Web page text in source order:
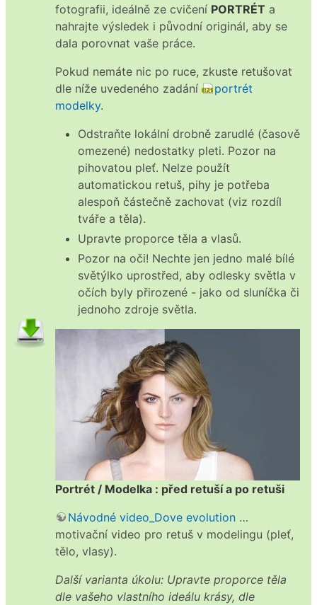
fotografii, ideálně ze cvičení PORTRÉT a
nahrajte výsledek i původní originál, aby se
dala porovnat vaše práce.
Pokud nemáte nic po ruce, zkuste retušovat
dle níže uvedeného zadání
portrét
modelky.
Odstraňte lokální drobně zarudlé (časově
omezené) nedostatky pleti. Pozor na
pihovatou pleť. Nelze použít
automatickou retuš, pihy je potřeba
alespoň částečně zachovat (viz rozdíl
tváře a těla).
Upravte proporce těla a vlasů.
Pozor na oči! Nechte jen jedno malé bílé
světýlko uprostřed, aby odlesky světla v
očích byly přirozené - jako od sluníčka či
jednoho zdroje světla.
Portrét / Modelka : před retuší a po retuši
Návodné video_Dove evolution …
motivační video pro retuš v modelingu (pleť,
tělo, vlasy).
Další varianta úkolu: Upravte proporce těla
dle vašeho vlastního ideálu krásy, dle